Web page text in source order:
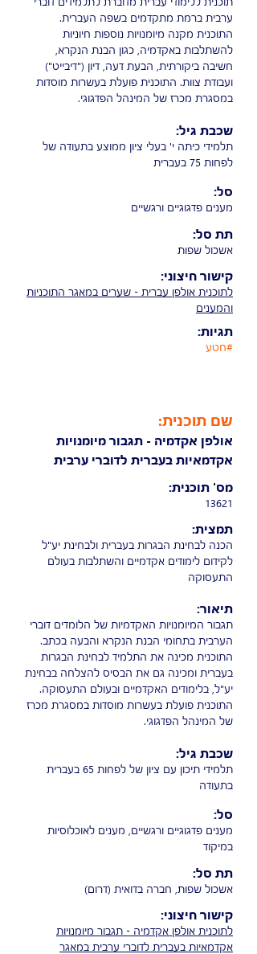
ערבית ברמת מתקדמים בשפה העברית.
התוכנית מקנה מיומנויות נוספות חיוניות
להשתלבות באקדמיה, כגון הבנת הנקרא,
חשיבה ביקורתית, הבעת דעה, דיון ("דיבייט")
ועבודת צוות. התוכנית פועלת בעשרות מוסדות
במסגרת מכרז של המינהל הפדגוגי.
תלמידי כיתה י' בעלי ציון ממוצע בתעודה של
לפחות 75 בעברית
מענים פדגוגיים ורגשיים
אשכול שפות
לתוכנית אולפן עברית - שערים במאגר התוכניות
והמענים
#חטע
שכבת גיל:
סל:
תת סל:
קישור חיצוני:
תגיות:
שם תוכנית:
אולפן אקדמיה - תגבור מיומנויות
אקדמאיות בעברית לדוברי ערבית
13621
הכנה לבחינת הבגרות בעברית ולבחינת יע"ל
לקידום לימודים אקדמיים והשתלבות בעולם
התעסוקה
תגבור המיומנויות האקדמיות של הלומדים דוברי
הערבית בתחומי הבנת הנקרא והבעה בכתב.
התוכנית מכינה את התלמיד לבחינת הבגרות
בעברית ומכינה גם את הבסיס להצלחה בבחינת
יע"ל, בלימודים האקדמיים ובעולם התעסוקה.
התוכנית פועלת בעשרות מוסדות במסגרת מכרז
של המינהל הפדגוגי.
תלמידי תיכון עם ציון של לפחות 65 בעברית
בתעודה
מענים פדגוגיים ורגשיים, מענים לאוכלוסיות
במיקוד
אשכול שפות, חברה בדואית (דרום)
לתוכנית אולפן אקדמיה - תגבור מיומנויות
אקדמאיות בעברית לדוברי ערבית במאגר
מס' תוכנית:
תמצית:
תיאור:
שכבת גיל:
סל:
תת סל:
קישור חיצוני: